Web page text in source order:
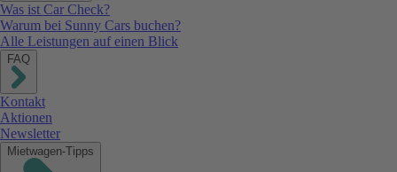
Was ist Car Check?
Warum bei Sunny Cars buchen?
Alle Leistungen auf einen Blick
FAQ
Kontakt
Aktionen
Newsletter
Mietwagen-Tipps